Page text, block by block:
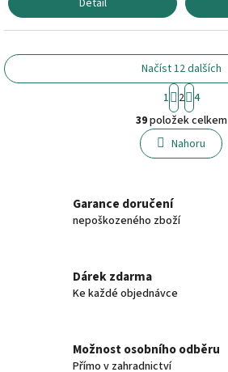
O
v
l
á
í
p
i
Načíst 12 dalších
S
t
r
á
n
k
n
í
1 2
4
39položek celkem
Nahoru
Garance doručení
nepoškozeného zboží
Dárek zdarma
Ke každé objednávce
Možnost osobního odběru
Přímo v zahradnictví